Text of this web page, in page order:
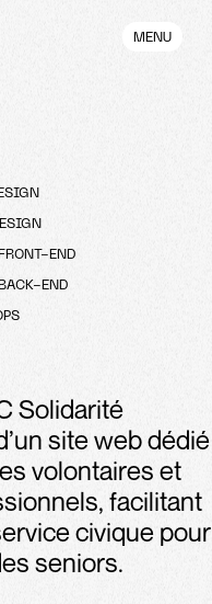
MENU
END
END
Solidarité
site web dédié
volontaires et
facilitant
civique pour
seniors.